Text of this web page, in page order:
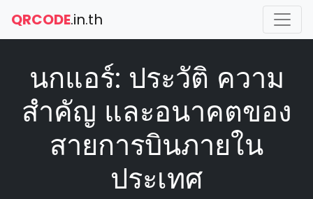
QRCODE.in.th
นกแอร์: ประวัติ ความ
สำคัญ และอนาคตของ
สายการบินภายใน
ประเทศ